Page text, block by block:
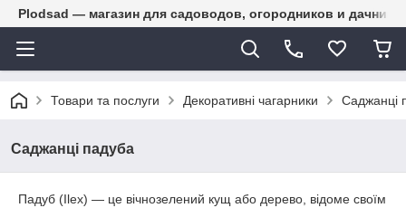
Plodsad — магазин для садоводов, огородников и
Товари та послуги Декоративні чагарники Саджанці
Саджанці падуба
Падуб (Ilex) — це вічнозелений кущ або дерево, відоме своїм